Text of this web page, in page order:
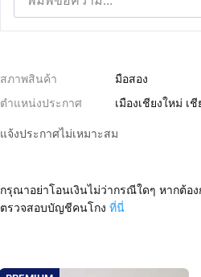
สภาพสินค้า มือสอง
ตำแหน่งประกาศ
เมืองเชียงใหม่ เ
แจ้งประกาศไม่เหมาะสม
กรุณาอย่าโอนเงินไม่ว่ากรณีใดๆ หากต้อ
ตรวจสอบบัญชีคนโกง ที่นี่